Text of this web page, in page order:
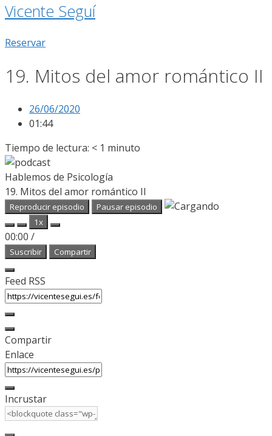
Vicente Seguí
Reservar
19. Mitos del amor romántico II
26/06/2020
01:44
Tiempo de lectura: < 1 minuto
Hablemos de Psicología
19. Mitos del amor romántico II
Reproducir episodio
Pausar episodio
1x
00:00 /
Suscribir Compartir
Feed RSS
Compartir
Enlace
Incrustar